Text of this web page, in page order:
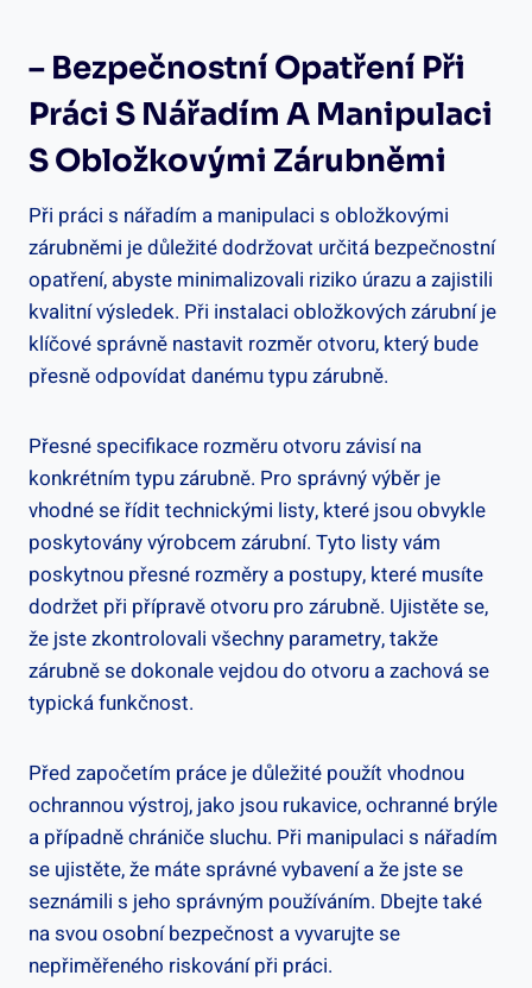
– Bezpečnostní Opatření Při
Práci S Nářadím A Manipulaci
S Obložkovými Zárubněmi
Při práci s nářadím a manipulaci s obložkovými
zárubněmi je důležité dodržovat určitá bezpečnostní
opatření, abyste minimalizovali riziko úrazu a zajistili
kvalitní výsledek. Při instalaci obložkových zárubní je
klíčové správně nastavit rozměr otvoru, který bude
přesně odpovídat danému typu zárubně.
Přesné specifikace rozměru otvoru závisí na
konkrétním typu zárubně. Pro správný výběr je
vhodné se řídit technickými listy, které jsou obvykle
poskytovány výrobcem zárubní. Tyto listy vám
poskytnou přesné rozměry a postupy, které musíte
dodržet při přípravě otvoru pro zárubně. Ujistěte se,
že jste zkontrolovali všechny parametry, takže
zárubně se dokonale vejdou do otvoru a zachová se
typická funkčnost.
Před započetím práce je důležité použít vhodnou
ochrannou výstroj, jako jsou rukavice, ochranné brýle
a případně chrániče sluchu. Při manipulaci s nářadím
se ujistěte, že máte správné vybavení a že jste se
seznámili s jeho správným používáním. Dbejte také
na svou osobní bezpečnost a vyvarujte se
nepřiměřeného riskování při práci.